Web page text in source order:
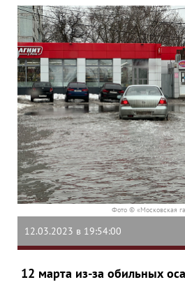
Фото © «Московская
12.03.2023 в 19:54:00
12 марта из-за обильных